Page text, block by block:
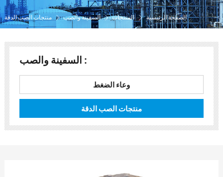
الصفحة الرئيسية  المنتجات  السفینة والصب  منتجات الصب الدقة
السفینة والصب :
وعاء الضغط
منتجات الصب الدقة